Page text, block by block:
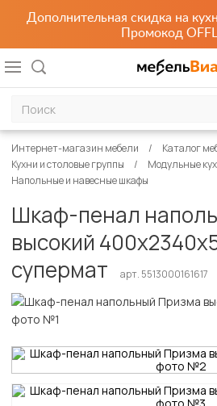
Дополнительная скидка на
Промокод
Интернет-магазин мебели
Каталог
Кухни и столовые группы
Модульные
Напольные и навесные шкафы
Шкаф-пенал
высокий
супермат
арт. 5513000161617